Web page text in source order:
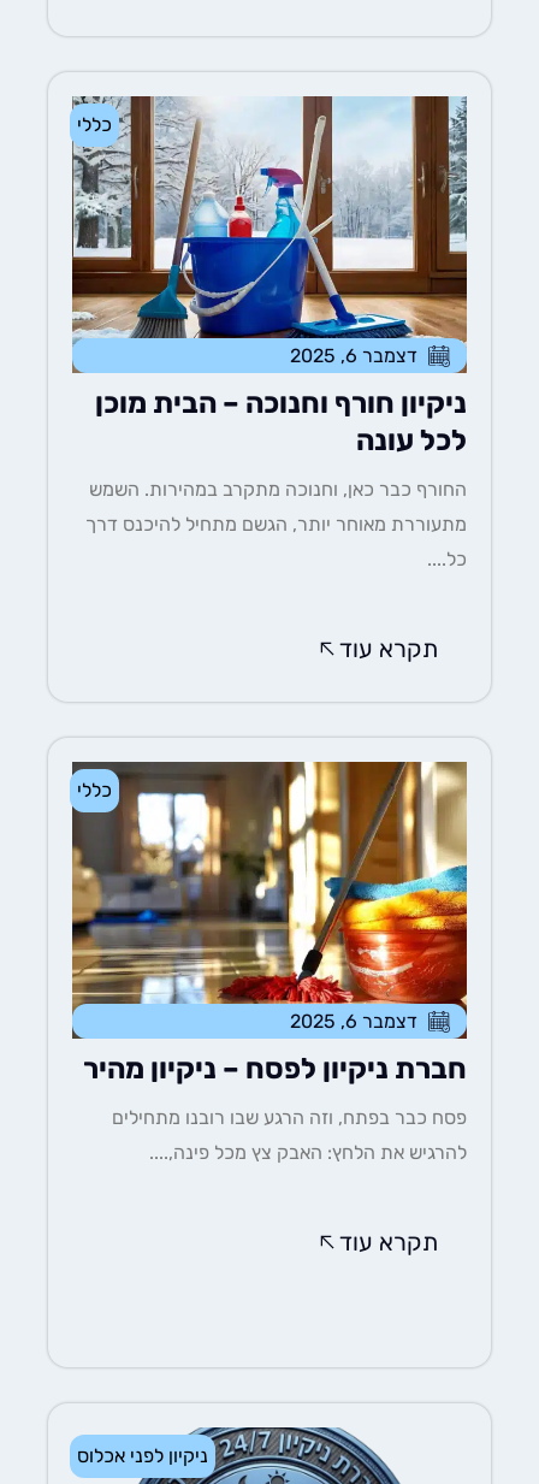
כללי
דצמבר 6, 2025
ניקיון חורף וחנוכה – הבית מוכן
לכל עונה
החורף כבר כאן, וחנוכה מתקרב במהירות. השמש
מתעוררת מאוחר יותר, הגשם מתחיל להיכנס דרך
תקרא עוד
כללי
דצמבר 6, 2025
חברת ניקיון לפסח – ניקיון מהיר
פסח כבר בפתח, וזה הרגע שבו רובנו מתחילים
להרגיש את הלחץ: האבק צץ מכל פינה,....
תקרא עוד
ניקיון לפני אכלוס